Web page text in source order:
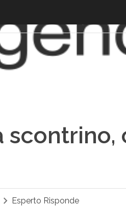
scontrino,
Esperto Risponde